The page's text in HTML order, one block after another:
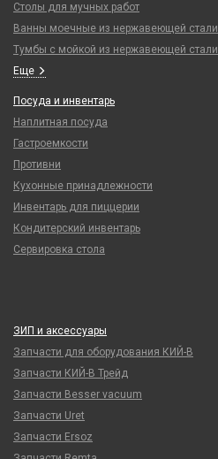
Столы для мучных работ
Ванны моечные из нержавеющей стали
Тумбы с мойкой из нержавеющей стали
Еще
Посуда и инвентарь
Наплитная посуда
Гастроемкости
Противни
Кухонные принадлежности
Инвентарь для пиццерии
Кондитерский инвентарь
Сервировка стола
ЗИП и аксессуары
Запчасти для оборудования КИЙ-В
Запчасти КИЙ-В Трейд
Запчасти Besser vacuum
Запчасти Uret
Запчасти Ersoz